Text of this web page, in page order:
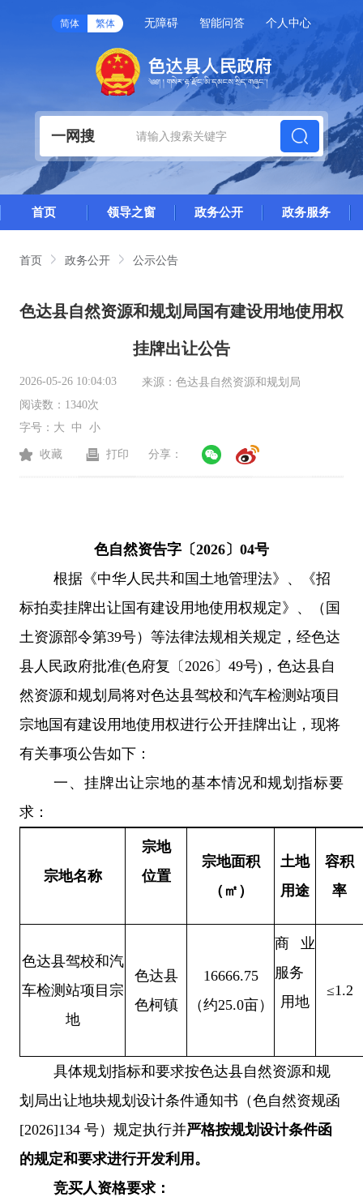
简体 繁体 无障碍 智能问答 个人中心
一网搜
首页 领导之窗 政务公开 政务服务
首页 政务公开 公示公告
色达县自然资源和规划局国有建设用地使用权
挂牌出让公告
2026-05-26 10:04:03 来源： 色达县自然资源和规划局
阅读数： 1340次
字号： 大 中 小
收藏 打印 分享：
色自然资告字〔2026〕04号
根据《中华人民共和国土地管理法》、《招
标拍卖挂牌出让国有建设用地使用权规定》、（国
土资源部令第39号）等法律法规相关规定，经色达
县人民政府批准(色府复〔2026〕49号)，色达县自
然资源和规划局将对色达县驾校和汽车检测站项目
宗地国有建设用地使用权进行公开挂牌出让，现将
有关事项公告如下：
一、挂牌出让宗地的基本情况和规划指标要
求：
宗地名称
宗地
位置
宗地面积
（ ㎡ ）
土地
用途
容积
率
色达县驾校和汽
车检测站项目宗
地
色达县
色柯镇
16666.75
（约25.0亩）
商业
服务
用地
≤1.2
具体规划指标和要求按色达县自然资源和规
划局出让地块规划设计条件通知书（色自然资规函
[2026]134 号）规定执行并严格按规划设计条件函
的规定和要求进行开发利用。
竞买人资格要求：